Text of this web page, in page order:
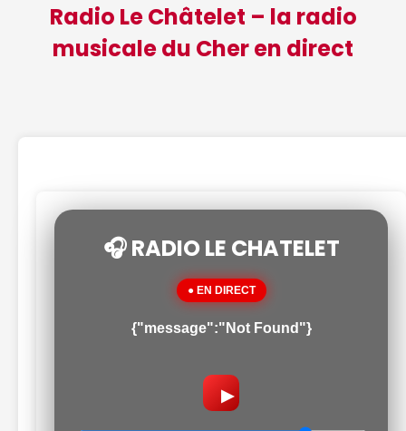
Radio Le Châtelet – la radio
musicale du Cher en direct
🎧 RADIO LE CHATELET
● EN DIRECT
{"message":"Not Found"}
▶